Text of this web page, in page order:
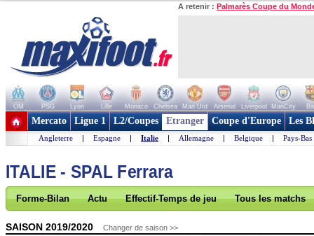
A retenir : Palmarès Coupe du
OM PSG Lyon Lille Monaco Chelsea Man Utd Arsenal Liverpool ManCity
+ de clubs
Mercato Ligue 1 L2/Coupes Etranger Coupe d'Europe Les
Angleterre | Espagne | Italie | Allemagne | Belgique | Pays-Bas
ITALIE - SPAL Ferrara
Forme-Bilan Actu Effectif-Temps de jeu Tous les matchs
SAISON 2019/2020 Changer de saison >>